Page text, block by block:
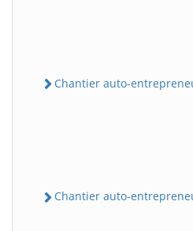
Chantier auto-
Chantier auto-